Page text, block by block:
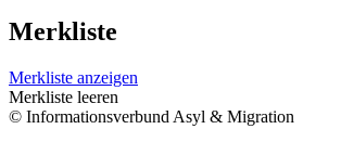
Merkliste
Merkliste anzeigen
Merkliste leeren
© Informationsverbund Asyl & Migration